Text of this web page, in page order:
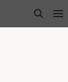
open